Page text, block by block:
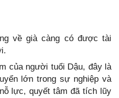
về già càng có được tài
của người tuổi Dậu, đây là
lớn trong sự nghiệp và
lực, quyết tâm đã tích lũy